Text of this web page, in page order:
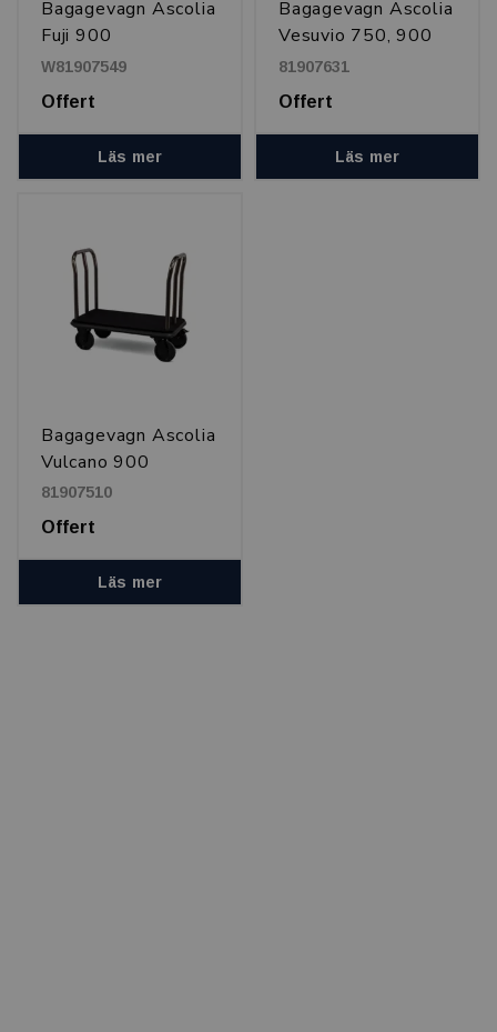
Bagagevagn Ascolia
Fuji 900
W81907549
Offert
Läs mer
Bagagevagn Ascolia
Vesuvio 750, 900
och 1100
81907631
Offert
Läs mer
Bagagevagn Ascolia
Vulcano 900
81907510
Offert
Läs mer